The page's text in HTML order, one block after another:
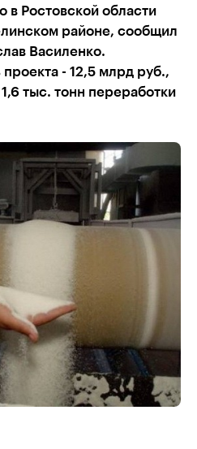
в Ростовской области
районе, сообщил
Василенко.
- 12,5 млрд руб.,
тыс. тонн переработки